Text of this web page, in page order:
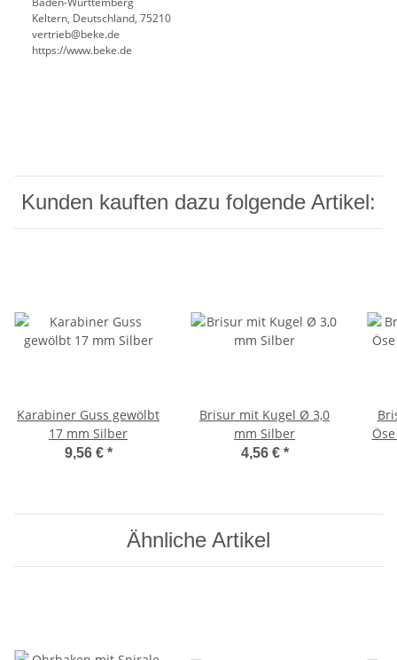
Keltern, Deutschland, 75210
vertrieb@beke.de
https://www.beke.de
Kunden kauften dazu folgende Artikel:
Karabiner Guss gewölbt
17 mm Silber
9,56 € *
Brisur mit Kugel Ø 3,0
mm Silber
4,56 € *
Ähnliche Artikel